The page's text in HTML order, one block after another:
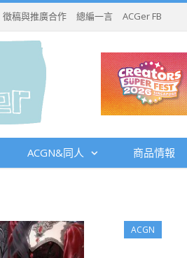
徵稿與推廣合作 總編一言 ACGer FB
ACGN&同人 商品情報
ACGN